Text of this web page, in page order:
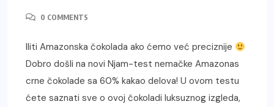
0 COMMENTS
Iliti Amazonska čokolada ako ćemo već preciznije
Dobro došli na novi Njam-test nemačke Amazonas
crne čokolade sa 60% kakao delova! U ovom testu
ćete saznati sve o ovoj čokoladi luksuznog izgleda,